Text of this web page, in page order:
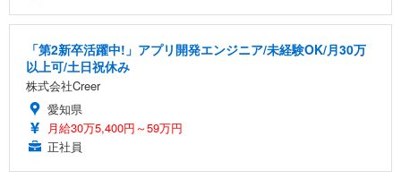
「第2新卒活躍中!」アプリ開発エンジニア/未経験OK/月30万
以上可/土日祝休み
株式会社Creer
愛知県
月給30万5,400円～59万円
正社員